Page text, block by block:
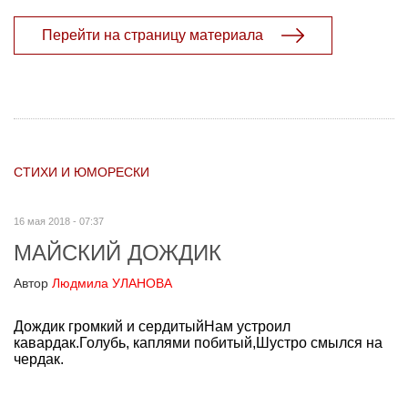
Перейти на страницу материала
СТИХИ И ЮМОРЕСКИ
16 мая 2018 - 07:37
МАЙСКИЙ ДОЖДИК
Автор Людмила УЛАНОВА
Дождик громкий и сердитыйНам устроил
кавардак.Голубь, каплями побитый,Шустро смылся на
чердак.